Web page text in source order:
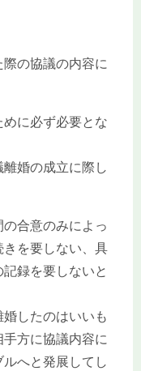
の協議の内容に
に必ず必要とな
婚の成立に際し
合意のみによっ
を要しない、具
録を要しないと
したのはいいも
方に協議内容に
へと発展してし